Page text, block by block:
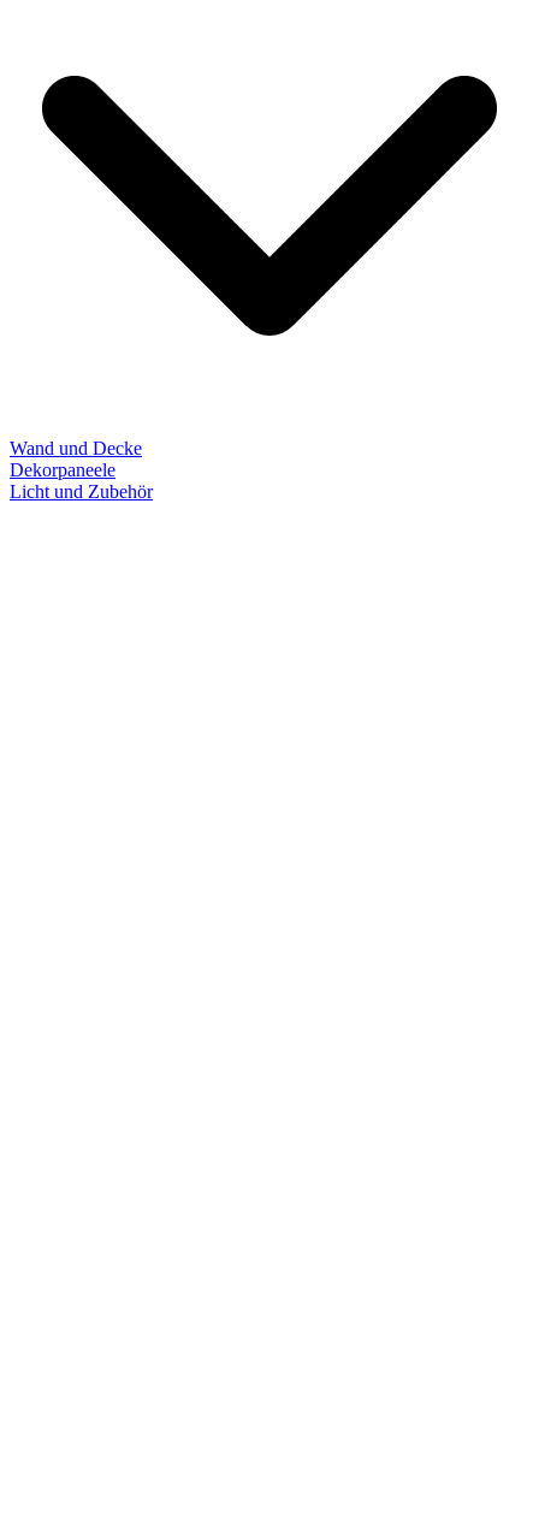
Wand und Decke
Dekorpaneele
Licht und Zubehör